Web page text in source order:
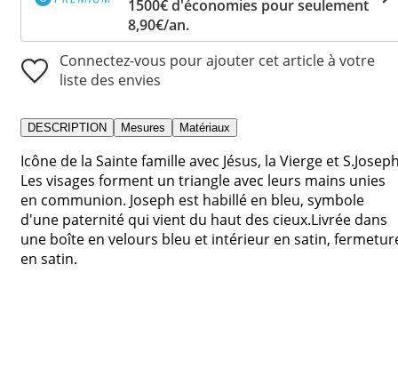
1500€ d'économies pour seulement
8,90€/an.
Connectez-vous pour ajouter cet article à votre
liste des envies
DESCRIPTION Mesures Matériaux
Icône de la Sainte famille avec Jésus, la Vierge et
Les visages forment un triangle avec leurs mains unies
en communion. Joseph est habillé en bleu, symbole
d'une paternité qui vient du haut des cieux.Livrée dans
une boîte en velours bleu et intérieur en satin,
en satin.